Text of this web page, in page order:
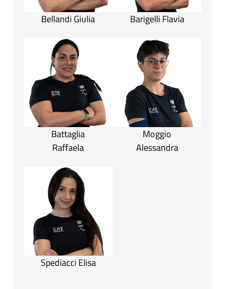
Bellandi Giulia Barigelli Flavia
Battaglia
Raffaela
Moggio
Alessandra
Spediacci Elisa